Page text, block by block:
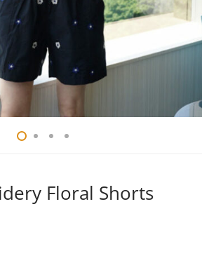
Floral Shorts